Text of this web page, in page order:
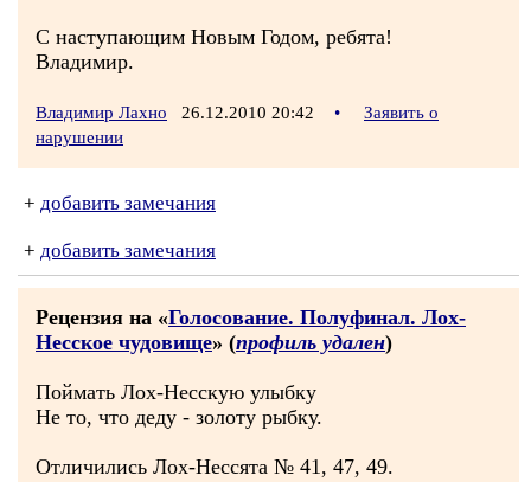
С наступающим Новым Годом, ребята!
Владимир.
Владимир Лахно 26.12.2010 20:42 •
Заявить о
нарушении
+ добавить замечания
+ добавить замечания
Рецензия на «Голосование. Полуфинал. Лох-
Несское чудовище» (профиль удален)
Поймать Лох-Несскую улыбку
Не то, что деду - золоту рыбку.
Отличились Лох-Нессята № 41, 47, 49.